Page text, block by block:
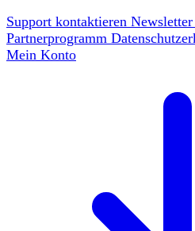
Support kontaktieren Newsletter
Partnerprogramm
Mein Konto